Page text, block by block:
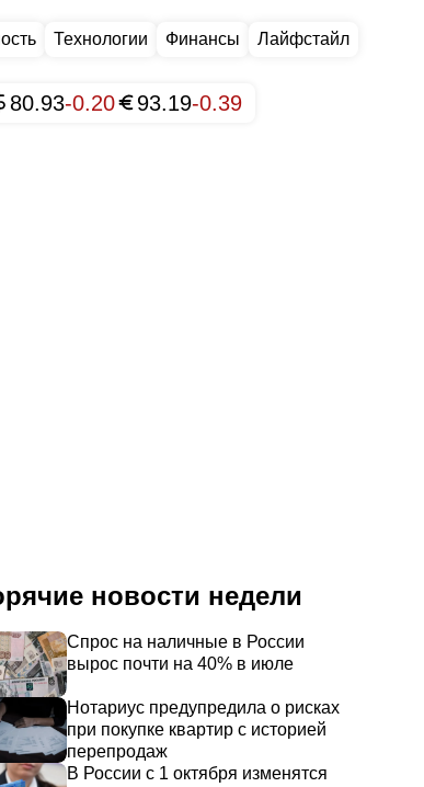
Технологии Финансы Лайфстайл
80.93-0.20 93.19-0.39
новости недели
Спрос на наличные в России
вырос почти на 40% в июле
Нотариус предупредила о рисках
при покупке квартир с историей
перепродаж
В России с 1 октября изменятся